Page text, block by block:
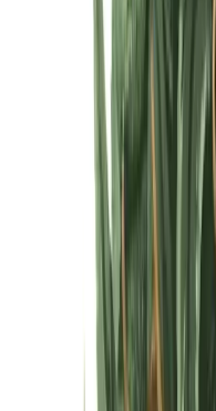
Cannabis Extrakte